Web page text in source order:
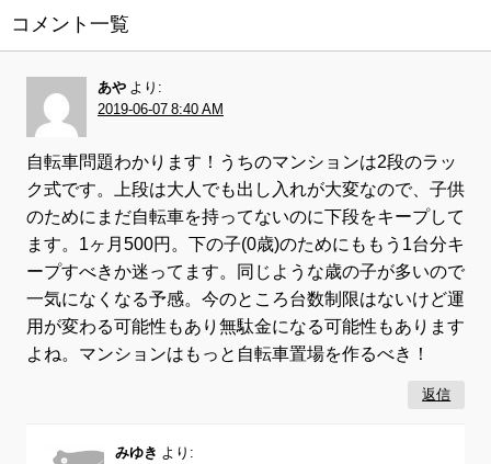
コメント一覧
あや
より:
2019-06-07 8:40 AM
自転車問題わかります！うちのマンションは2段のラッ
ク式です。上段は大人でも出し入れが大変なので、子供
のためにまだ自転車を持ってないのに下段をキープして
ます。1ヶ月500円。下の子(0歳)のためにももう1台分キ
ープすべきか迷ってます。同じような歳の子が多いので
一気になくなる予感。今のところ台数制限はないけど運
用が変わる可能性もあり無駄金になる可能性もあります
よね。マンションはもっと自転車置場を作るべき！
返信
みゆき
より: